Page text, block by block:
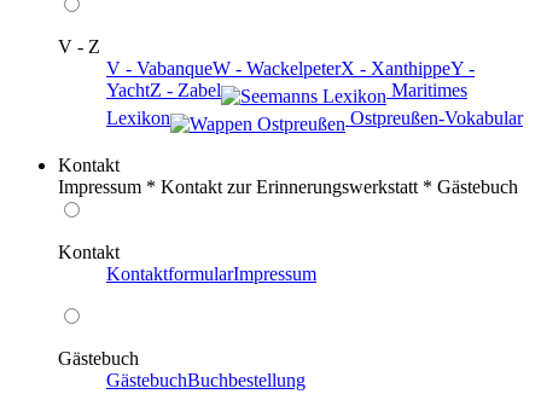
V - Z
V - VabanqueW - WackelpeterX - XanthippeY -
YachtZ - Zabel
️ Maritimes
Lexikon
️ Ostpreußen-Vokabular
Kontakt
Impressum * Kontakt zur Erinnerungswerkstatt * Gästebuch
Kontakt
KontaktformularImpressum
Gästebuch
GästebuchBuchbestellung